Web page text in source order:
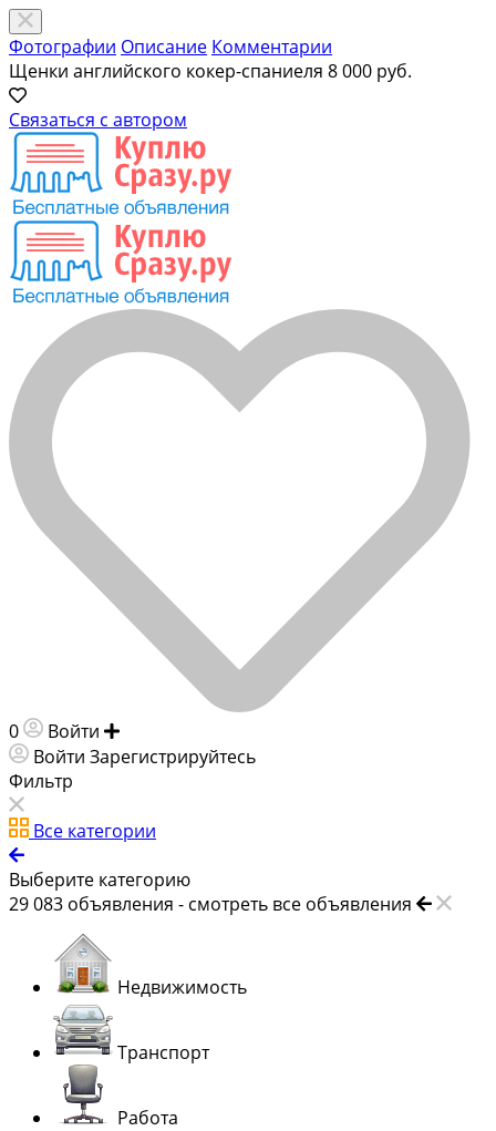
Фотографии Описание Комментарии
Щенки английского кокер-спаниеля 8 000 руб.
Связаться с автором
0 Войти
Войти Зарегистрируйтесь
Фильтр
Все категории
Выберите категорию
29 083 объявления - смотреть все объявления
Недвижимость
Транспорт
Работа